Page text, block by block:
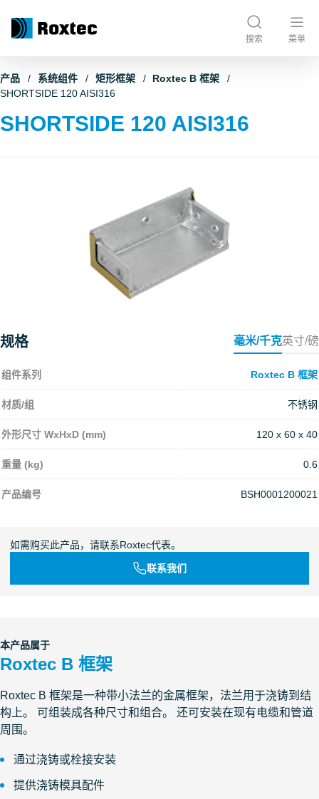
搜索 菜单
产品 系统组件 矩形框架
Roxtec B 框架
SHORTSIDE 120 AISI316
SHORTSIDE 120 AISI316
规格 毫米/千克英寸/磅
组件系列 Roxtec B 框架
材质/组 不锈钢
外形尺寸 WxHxD (mm) 120 x 60 x 40
重量 (kg) 0.6
产品编号 BSH0001200021
如需购买此产品，请联系Roxtec代表。
联系我们
本产品属于
Roxtec B 框架
Roxtec B 框架是一种带小法兰的金属框架，法兰用于浇铸到结
构上。 可组装成各种尺寸和组合。 还可安装在现有电缆和管道
周围。
通过浇铸或栓接安装
提供浇铸模具配件